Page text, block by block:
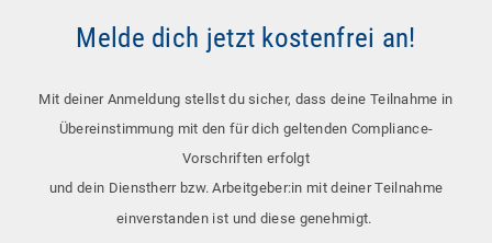
Melde dich jetzt kostenfrei an!
Mit deiner Anmeldung stellst du sicher, dass deine Teilnahme in
Übereinstimmung mit den für dich geltenden Compliance-
Vorschriften erfolgt
und dein Dienstherr bzw. Arbeitgeber:in mit deiner Teilnahme
einverstanden ist und diese genehmigt.